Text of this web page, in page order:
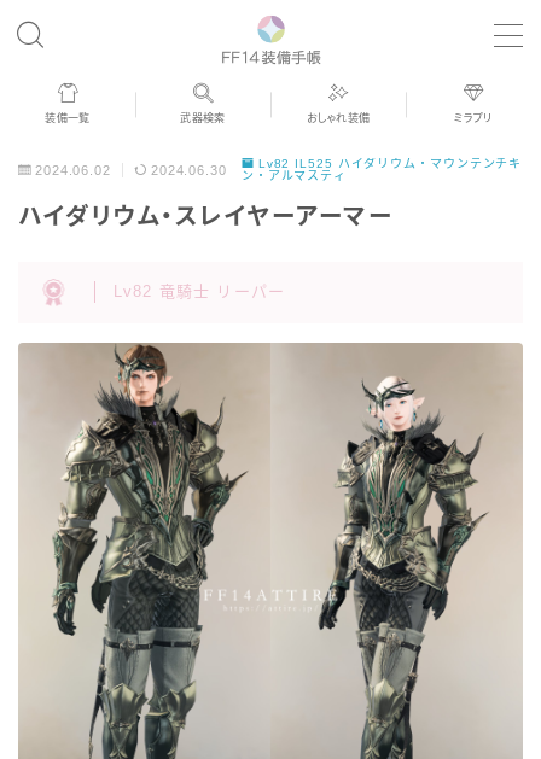
MENU
歴代ジョブAF
男女別デザイン
アネモス（染色可能紅蓮AF）
バイザー
ゴーグル
目隠し
口隠し
装備一覧 武器検索 おしゃれ装備 ミラプリ
2024.06.02 2024.06.30
Lv82 IL525 ハイダリウム・マウンテンチキ
ン・アルマスティ
ハイダリウム・スレイヤーアーマー
Lv82 竜騎士 リーパー